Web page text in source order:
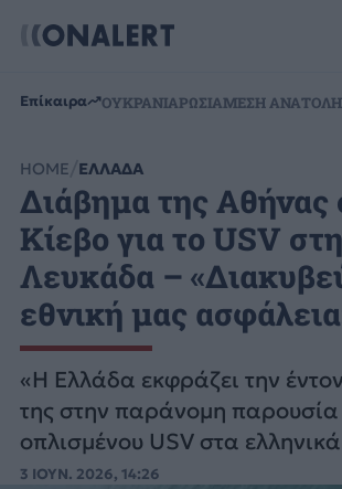
Επίκαιρα ΟΥΚΡΑΝΙΑΡΩΣΙΑΜΕΣΗ ΑΝΑΤΟΛΗ
HOME ΕΛΛΑΔΑ
Διάβημα της Αθήνας
Κίεβο για το USV στη
Λευκάδα –
εθνική μας
«Η Ελλάδα εκφράζει την
της στην παράνομη παρουσία
οπλισμένου USV στα
ύδατα», αναφέρεται στο
3 ΙΟΥΝ. 2026, 14:26